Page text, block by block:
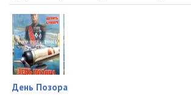
День Позора